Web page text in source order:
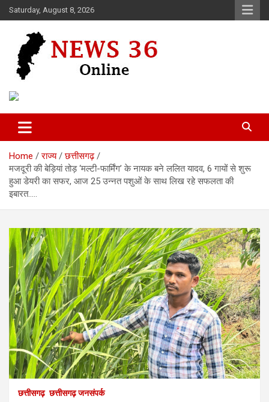
Skip
to
Saturday, August 8, 2026
News 36
Home राज्य
छत्तीसगढ़
मजदूरी की बेड़ियां तोड़ ‘मल्टी-फार्मिंग’ के नायक बने ललित यादव, 6 गायों से शुरू
हुआ डेयरी का सफर, आज 25 उन्नत पशुओं के साथ लिख रहे सफलता की
इबारत…..
छत्तीसगढ़ छत्तीसगढ़ जनसंपर्क